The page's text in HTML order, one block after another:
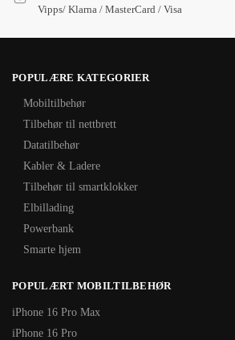
Vipps/ Klarna / MasterCard / Visa
POPULÆRE KATEGORIER
Mobiltilbehør
Tilbehør til nettbrett
Datatilbehør
Kabler & Ladere
Tilbehør til smartklokker
Elbillading
Powerbank
Smarte hjem
POPULÆRT MOBILTILBEHØR
iPhone 16 Pro Max
iPhone 16 Pro